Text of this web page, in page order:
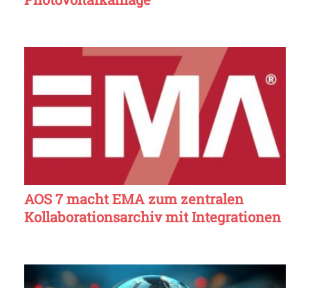
AOS 7 macht EMA zum zentralen
Kollaborationsarchiv mit Integrationen